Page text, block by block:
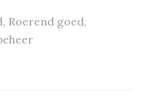
, Roerend goed,